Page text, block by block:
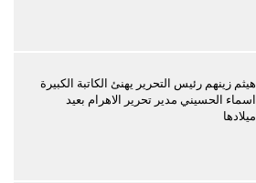
هيثم زينهم رئيس التحرير يهنئ الكاتبة الكبيرة
اسماء الحسيني مدير تحرير الاهرام بعيد
ميلادها